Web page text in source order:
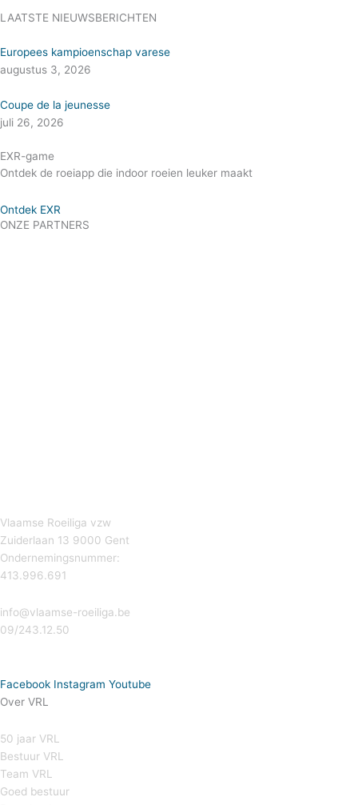
LAATSTE NIEUWSBERICHTEN
Europees kampioenschap varese
augustus 3, 2026
Coupe de la jeunesse
juli 26, 2026
EXR-game
Ontdek de roeiapp die indoor roeien leuker maakt
Ontdek EXR
ONZE PARTNERS
Vlaamse Roeiliga vzw
Zuiderlaan 13 9000 Gent
Ondernemingsnummer:
413.996.691
info@vlaamse-roeiliga.be
09/243.12.50
Facebook Instagram Youtube
Over VRL
50 jaar VRL
Bestuur VRL
Team VRL
Goed bestuur